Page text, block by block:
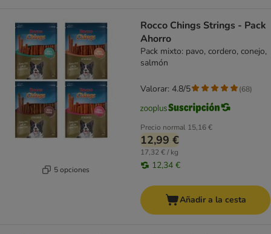
5 opciones
Rocco Chings Strings - Pack
Ahorro
Pack mixto: pavo, cordero, conejo,
salmón
Precio normal 15,16 €
12,99 €
17,32 € / kg
12,34 €
Valorar: 4.8/5 (68)
Añadir a la cesta